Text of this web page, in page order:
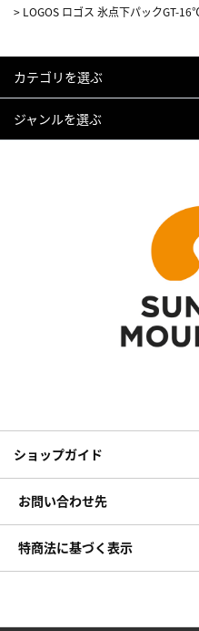
> LOGOS ロゴス 氷点下パックGT-
カテゴリを選ぶ
ジャンルを選ぶ
ショップガイド
お問い合わせ先
特商法に基づく表示